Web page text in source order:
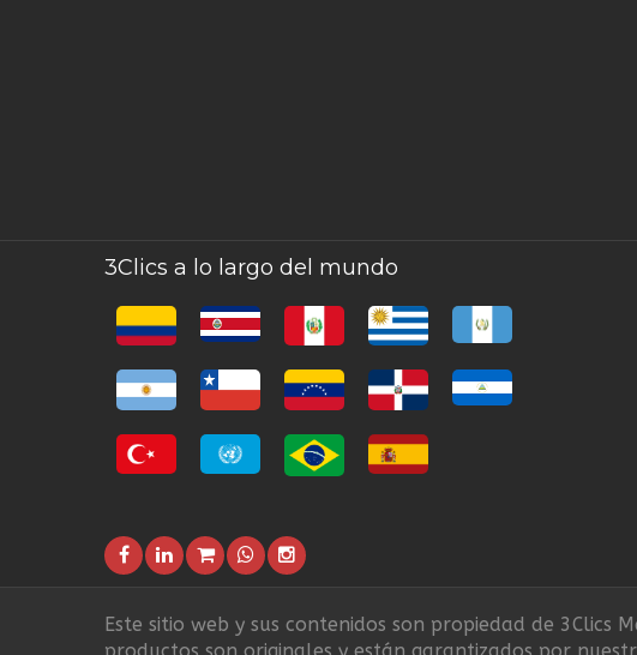
3Clics a lo largo del mundo
Este sitio web y sus contenidos son propiedad de 3Clics
productos son originales y están garantizados por